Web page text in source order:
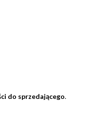
do sprzedającego.